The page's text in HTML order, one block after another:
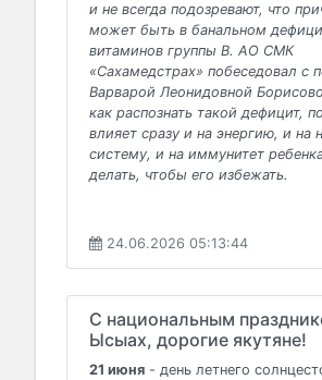
и не всегда подозревают, что
может быть в банальном
витаминов группы В. АО СМК
«Сахамедстрах» побеседовал с
Варварой Леонидовной
как распознать такой дефицит,
влияет сразу и на энергию, и на
систему, и на иммунитет
делать, чтобы его избежать.
24.06.2026 05:13:44
С национальным
Ысыах, дорогие якутяне!
21 июня - день летнего